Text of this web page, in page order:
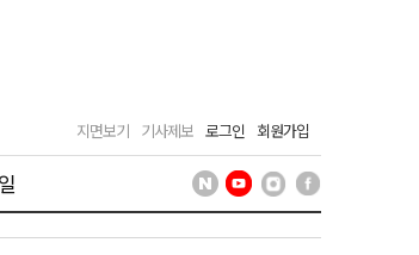
지면보기 기사제보 로그인 회원가입